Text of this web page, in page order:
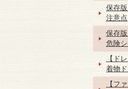
保存
注意点
保存
危険
【ド
着物
【フ